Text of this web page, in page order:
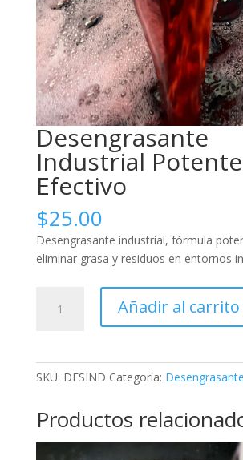
Desengrasante
Industrial
Efectivo
$25.00
Desengrasante industrial, fórmula
eliminar grasa y residuos en entornos
Industrial
Añadir al carrito
SKU: DESIND Categoría: Desengrasante
Productos